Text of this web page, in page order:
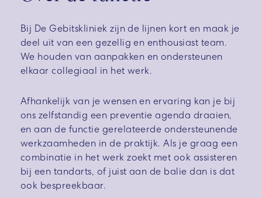
Bij De Gebitskliniek zijn de lijnen kort en maak je
deel uit van een gezellig en enthousiast team.
We houden van aanpakken en ondersteunen
elkaar collegiaal in het werk.
Afhankelijk van je wensen en ervaring kan je bij
ons zelfstandig een preventie agenda draaien,
en aan de functie gerelateerde ondersteunende
werkzaamheden in de praktijk. Als je graag een
combinatie in het werk zoekt met ook assisteren
bij een tandarts, of juist aan de balie dan is dat
ook bespreekbaar.